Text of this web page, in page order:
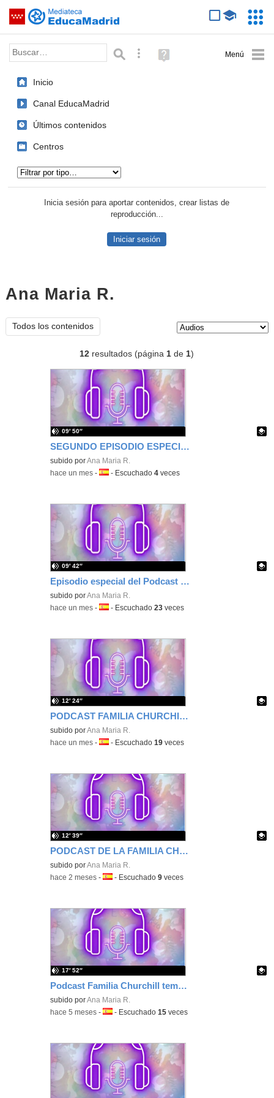
Saltar navegación
Palabra o frase: Búsqueda avanzada
Ayuda
(en
Inicio
Canal EducaMadrid
Últimos contenidos
Centros
Inicia sesión para aportar contenidos, crear listas de
reproducción...
Iniciar sesión
Ana Maria R.
Todos los contenidos
12 resultados (página1 de1)
SEGUNDO EPISODIO ESPECIAL DE LA TERCERA TEMPORADA PODCAST FAMILIA CHURCHILL
Contenido educativo.
subido porAna Maria R.
09′ 50″
-hace un mes -Idioma:
- Escuchado4 veces
Episodio especial del Podcast de la Familia Churchill
Contenido educativo.
subido porAna Maria R.
09′ 42″
-hace un mes -Idioma:
- Escuchado23 veces
PODCAST FAMILIA CHURCHILL EPISODIO 4 TEMPORADA 3
Contenido educativo.
subido porAna Maria R.
12′ 24″
-hace un mes -Idioma:
- Escuchado19 veces
PODCAST DE LA FAMILIA CHURCHILL EPISODIO 3
Contenido educativo.
subido porAna Maria R.
12′ 39″
-hace 2 meses -Idioma:
- Escuchado9 veces
Podcast Familia Churchill temporada 3 episodio 2
Contenido educativo.
subido porAna Maria R.
17′ 52″
-hace 5 meses -Idioma:
- Escuchado15 veces